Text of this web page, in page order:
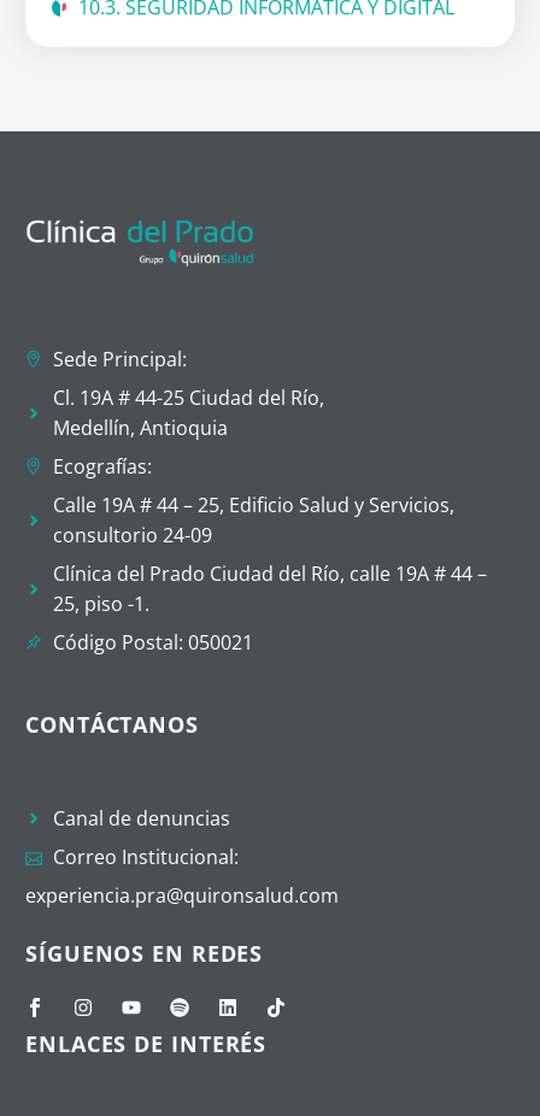
10.3. SEGURIDAD INFORMÁTICA Y DIGITAL
Sede Principal:
Cl. 19A # 44-25 Ciudad del Río,
Medellín, Antioquia
Ecografías:
Calle 19A # 44 – 25, Edificio Salud y Servicios,
consultorio 24-09
Clínica del Prado Ciudad del Río, calle 19A # 44 –
25, piso -1.
Código Postal: 050021
CONTÁCTANOS
Canal de denuncias
Correo Institucional:
experiencia.pra@quironsalud.com
SÍGUENOS EN REDES
ENLACES DE INTERÉS